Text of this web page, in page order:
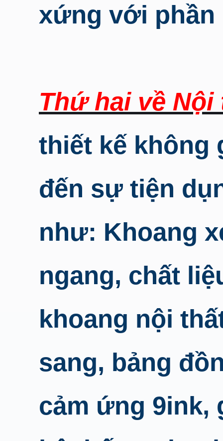
xứng với phần
Thứ hai về Nội
thiết kế không
đến sự tiện
như: Khoang
ngang, chất
khoang nội
sang, bảng
cảm ứng 9ink,